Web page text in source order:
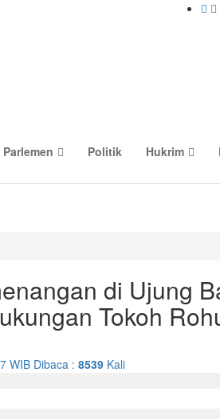
Parlemen Politik Hukrim
di Ujung
Tokoh
WIB Dibaca : 8539 Kali